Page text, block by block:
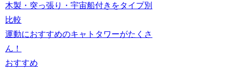
木製・突っ張り・宇宙船付きをタイプ別
比較
運動におすすめのキャトタワーがたくさ
ん！
おすすめ